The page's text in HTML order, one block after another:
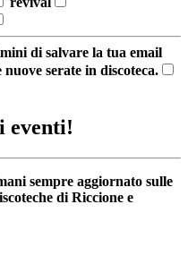
di salvare la tua email
serate in discoteca.
eventi!
sempre aggiornato sulle
di Riccione e